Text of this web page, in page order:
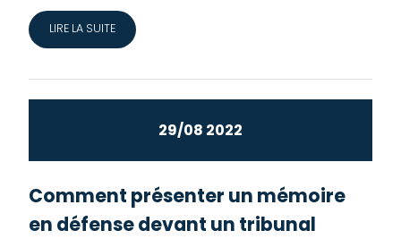
LIRE LA SUITE
29/08 2022
Comment présenter un mémoire
en défense devant un tribunal